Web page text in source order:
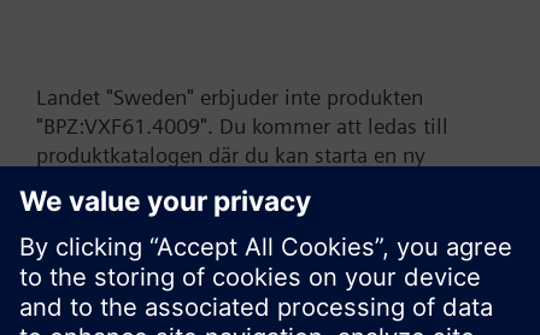
Landet "Sweden" erbjuder inte produkten
"BPZ:VXF61.4009". Du kommer att ledas till
produktkatalogen där du kan starta en ny
sökning eller bläddra igenom Siemens stora
produktutbud.
OK